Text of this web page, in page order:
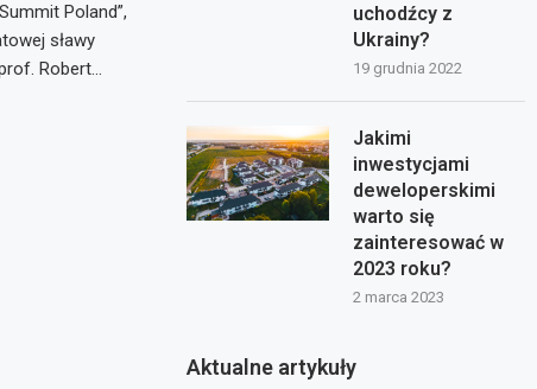
Poland”,
sławy
Robert…
uchodźcy z
Ukrainy?
19 grudnia 2022
Jakimi
inwestycjami
deweloperskimi
warto się
zainteresować w
2023 roku?
2 marca 2023
Aktualne artykuły